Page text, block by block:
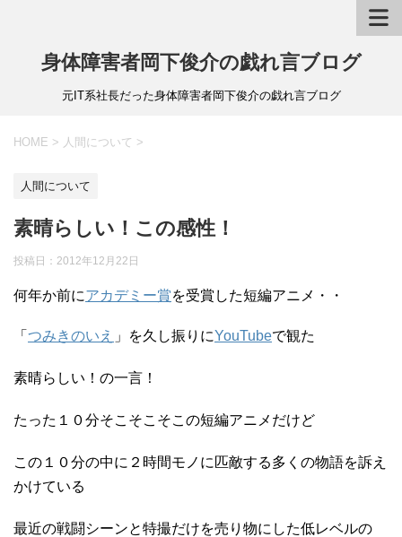
身体障害者岡下俊介の戯れ言ブログ
元IT系社長だった身体障害者岡下俊介の戯れ言ブログ
HOME > 人間について >
人間について
素晴らしい！この感性！
投稿日： 2012年12月22日
何年か前にアカデミー賞を受賞した短編アニメ・・
「 つみきのいえ 」を久し振りにYouTubeで観た
素晴らしい！の一言！
たった１０分そこそこそこの短編アニメだけど
この１０分の中に２時間モノに匹敵する多くの物語を訴え
かけている
最近の戦闘シーンと特撮だけを売り物にした低レベルの